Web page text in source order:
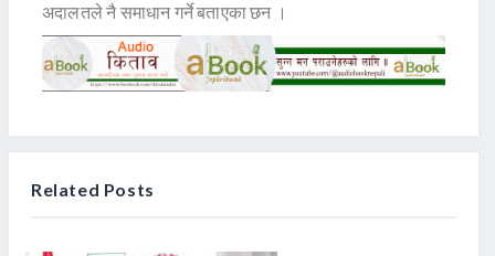
अदालतले नै समाधान गर्ने बताएका छन ।
Related Posts